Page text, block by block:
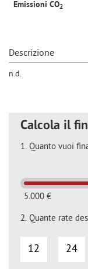
Emissioni CO2
Descrizione
n.d.
Calcola il
1. Quanto vuoi
5.000 €
2. Quante rate
12 24
Cookie per
Cookie di